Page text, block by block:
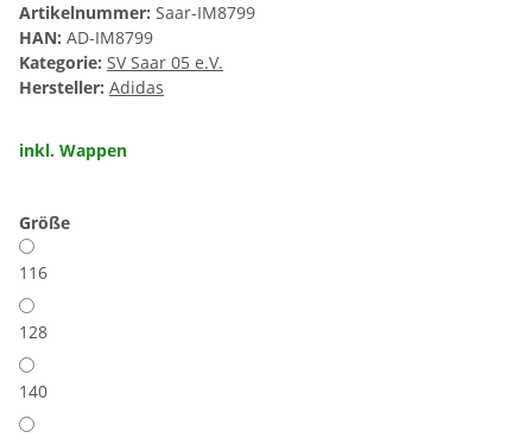
Artikelnummer: Saar-IM8799
HAN: AD-IM8799
Kategorie: SV Saar 05 e.V.
Hersteller: Adidas
inkl. Wappen
Größe
116
128
140